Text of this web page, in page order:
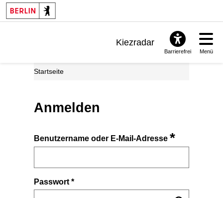
Kiezradar
Barrierefrei Menü
Startseite
Anmelden
Benutzername oder E-Mail-Adresse*
Passwort*